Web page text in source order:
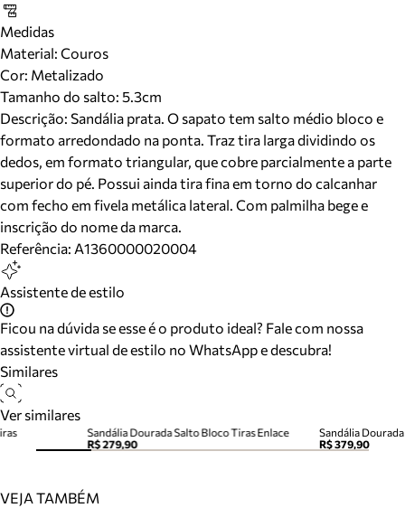
Medidas
Material: Couros
Cor: Metalizado
Tamanho do salto: 5.3cm
Descrição: Sandália prata. O sapato tem salto médio bloco e
formato arredondado na ponta. Traz tira larga dividindo os
dedos, em formato triangular, que cobre parcialmente a parte
superior do pé. Possui ainda tira fina em torno do calcanhar
com fecho em fivela metálica lateral. Com palmilha bege e
inscrição do nome da marca.
Referência: A1360000020004
Assistente de estilo
Ficou na dúvida se esse é o produto ideal? Fale com nossa
assistente virtual de estilo no WhatsApp e descubra!
Similares
Ver similares
Sandália Dourada Salto Bloco Tiras Enlace
R$ 279,90
R$ 379,90
VEJA TAMBÉM